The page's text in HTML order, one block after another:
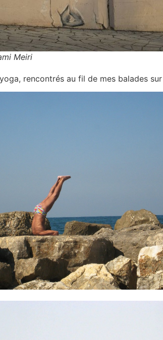
Meiri
rencontrés au fil de mes balades